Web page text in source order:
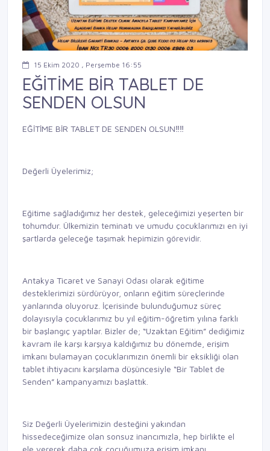
15 Ekim 2020 , Perşembe 16:55
EĞİTİME BİR TABLET DE
SENDEN OLSUN
EĞİTİME BİR TABLET DE SENDEN OLSUN‼️‼️
Değerli Üyelerimiz;
Eğitime sağladığımız her destek, geleceğimizi yeşerten bir
tohumdur. Ülkemizin teminatı ve umudu çocuklarımızı en iyi
şartlarda geleceğe taşımak hepimizin görevidir.
Antakya Ticaret ve Sanayi Odası olarak eğitime
desteklerimizi sürdürüyor, onların eğitim süreçlerinde
yanlarında oluyoruz. İçerisinde bulunduğumuz süreç
dolayısıyla çocuklarımız bu yıl eğitim-öğretim yılına farklı
bir başlangıç yaptılar. Bizler de; “Uzaktan Eğitim” dediğimiz
kavram ile karşı karşıya kaldığımız bu dönemde, erişim
imkanı bulamayan çocuklarımızın önemli bir eksikliği olan
tablet ihtiyacını karşılama düşüncesiyle “Bir Tablet de
Senden” kampanyamızı başlattık.
Siz Değerli Üyelerimizin desteğini yakından
hissedeceğimize olan sonsuz inancımızla, hep birlikte el